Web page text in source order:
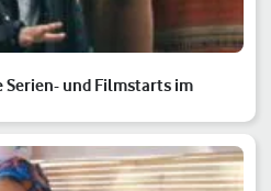
Serien- und Filmstarts im